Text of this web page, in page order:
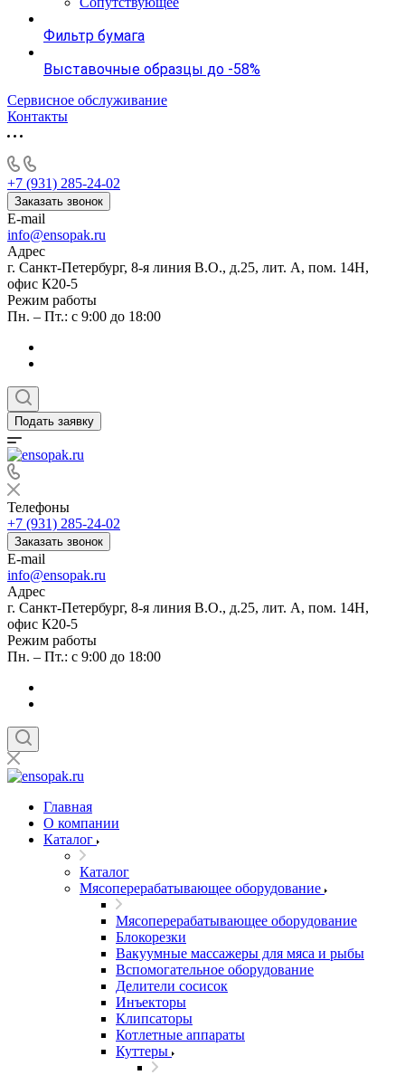
Фильтр бумага
Выставочные образцы до -58%
Сервисное обслуживание
Контакты
+7 (931) 285-24-02
Заказать звонок
E-mail
info@ensopak.ru
Адрес
г. Санкт-Петербург, 8-я линия В.О., д.25, лит. А, пом. 14Н,
офис К20-5
Режим работы
Пн. – Пт.: с 9:00 до 18:00
Подать заявку
Телефоны
+7 (931) 285-24-02
Заказать звонок
E-mail
info@ensopak.ru
Адрес
г. Санкт-Петербург, 8-я линия В.О., д.25, лит. А, пом. 14Н,
офис К20-5
Режим работы
Пн. – Пт.: с 9:00 до 18:00
Главная
О компании
Каталог
Каталог
Мясоперерабатывающее оборудование
Мясоперерабатывающее оборудование
Блокорезки
Вакуумные массажеры для мяса и рыбы
Вспомогательное оборудование
Делители сосисок
Инъекторы
Клипсаторы
Котлетные аппараты
Куттеры